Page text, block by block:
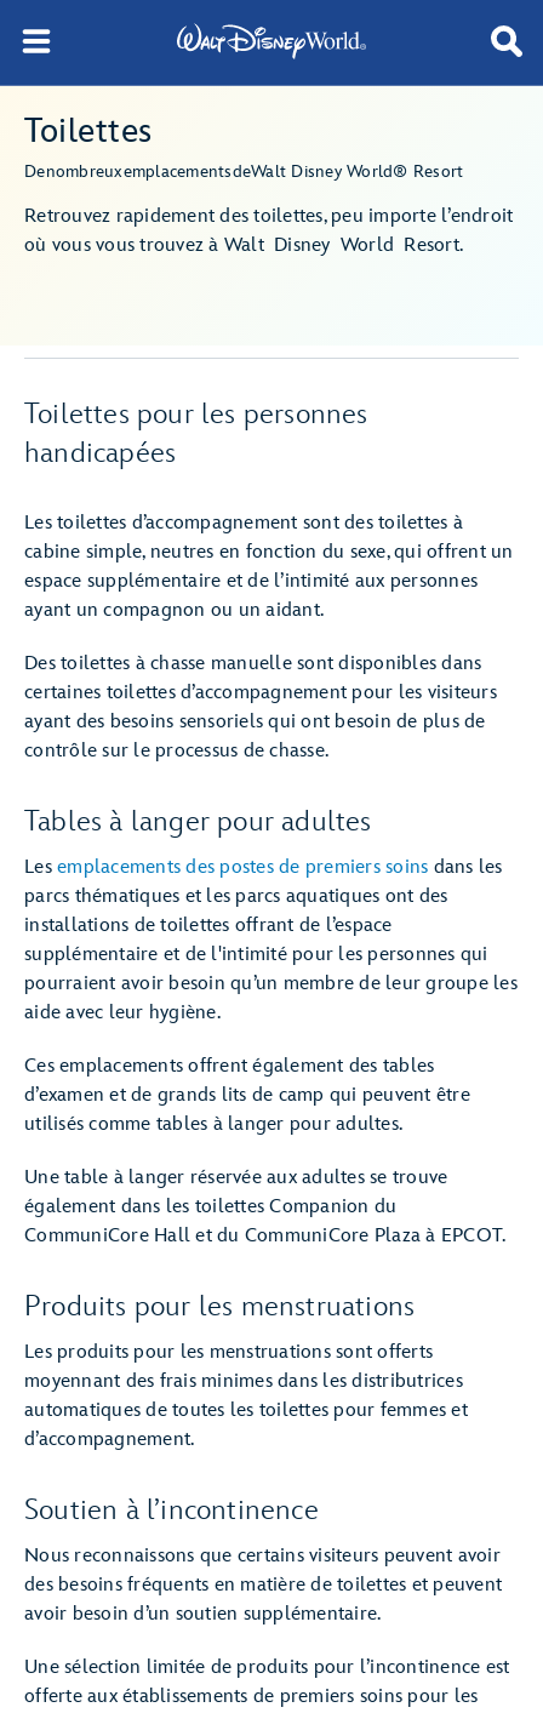
Toilettes
DenombreuxemplacementsdeWalt Disney World® Resort
Retrouvez rapidement des toilettes, peu importe l’endroit
où vous vous trouvez à Walt Disney World Resort.
Toilettes pour les personnes
handicapées
Les toilettes d’accompagnement sont des toilettes à
cabine simple, neutres en fonction du sexe, qui offrent un
espace supplémentaire et de l’intimité aux personnes
ayant un compagnon ou un aidant.
Des toilettes à chasse manuelle sont disponibles dans
certaines toilettes d’accompagnement pour les visiteurs
ayant des besoins sensoriels qui ont besoin de plus de
contrôle sur le processus de chasse.
Tables à langer pour adultes
Les emplacements des postes de premiers soins dans les
parcs thématiques et les parcs aquatiques ont des
installations de toilettes offrant de l’espace
supplémentaire et de l'intimité pour les personnes qui
pourraient avoir besoin qu’un membre de leur groupe les
aide avec leur hygiène.
Ces emplacements offrent également des tables
d’examen et de grands lits de camp qui peuvent être
utilisés comme tables à langer pour adultes.
Une table à langer réservée aux adultes se trouve
également dans les toilettes Companion du
CommuniCore Hall et du CommuniCore Plaza à EPCOT.
Produits pour les menstruations
Les produits pour les menstruations sont offerts
moyennant des frais minimes dans les distributrices
automatiques de toutes les toilettes pour femmes et
d’accompagnement.
Soutien à l’incontinence
Nous reconnaissons que certains visiteurs peuvent avoir
des besoins fréquents en matière de toilettes et peuvent
avoir besoin d’un soutien supplémentaire.
Une sélection limitée de produits pour l’incontinence est
offerte aux établissements de premiers soins pour les